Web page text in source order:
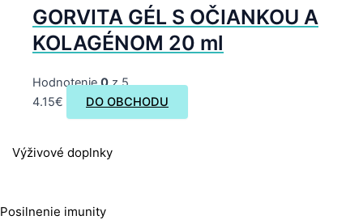
Výživové doplnky
Posilnenie imunity
GORVITA GÉL S OČIANKOU A
KOLAGÉNOM 20 ml
Hodnotenie0z 5
4.15€ DO OBCHODU